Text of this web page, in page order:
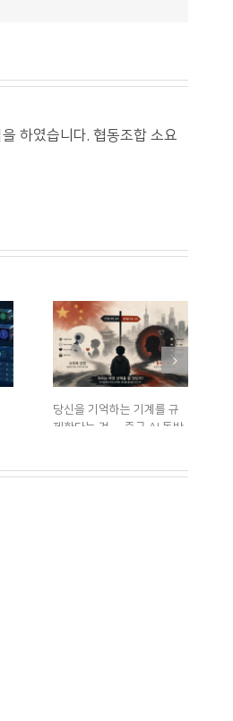
하였습니다. 협동조합 소요
당신을 기억하는 기계를 규
제한다는 것 — 중국 AI 동반
0 댓글